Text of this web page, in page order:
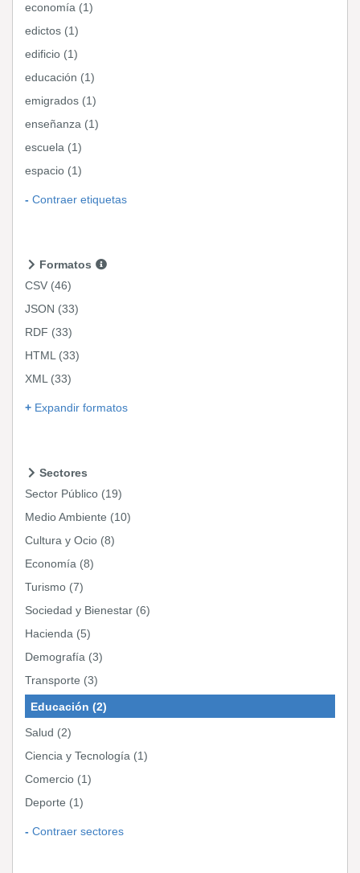
economía (1)
edictos (1)
edificio (1)
educación (1)
emigrados (1)
enseñanza (1)
escuela (1)
espacio (1)
Contraer etiquetas
Formatos
CSV (46)
JSON (33)
RDF (33)
HTML (33)
XML (33)
Expandir formatos
Sectores
Sector Público (19)
Medio Ambiente (10)
Cultura y Ocio (8)
Economía (8)
Turismo (7)
Sociedad y Bienestar (6)
Hacienda (5)
Demografía (3)
Transporte (3)
Educación (2)
Salud (2)
Ciencia y Tecnología (1)
Comercio (1)
Deporte (1)
Contraer sectores